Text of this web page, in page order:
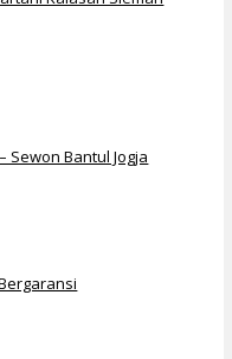
Sewon Bantul Jogja